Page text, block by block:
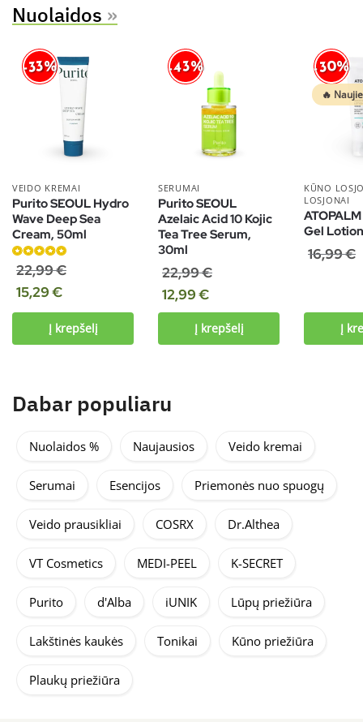
Nuolaidos »
-33%
VEIDO KREMAI
Purito SEOUL Hydro
Wave Deep Sea
Cream, 50ml
Įvertinimas:
iš 5
22,99€
15,29€
Į krepšelį
-43%
SERUMAI
Purito SEOUL
Azelaic Acid 10 Kojic
Tea Tree Serum,
30ml
22,99€
12,99€
Į krepšelį
-30%
🔥
KŪNO
LOSJONAI
Gel
16,99€
Į
Dabar populiaru
Nuolaidos % Naujausios Veido kremai
Serumai Esencijos Priemonės nuo spuogų
Veido prausikliai COSRX Dr.Althea
VT Cosmetics MEDI-PEEL K-SECRET
Purito d'Alba iUNIK Lūpų priežiūra
Lakštinės kaukės Tonikai Kūno priežiūra
Plaukų priežiūra